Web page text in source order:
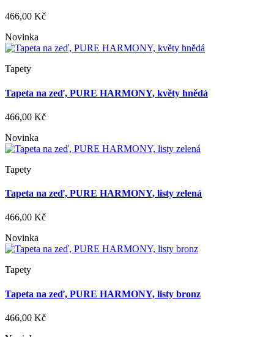
466,00 Kč
Novinka
Tapety
Tapeta na zeď, PURE HARMONY, květy hnědá
466,00 Kč
Novinka
Tapety
Tapeta na zeď, PURE HARMONY, listy zelená
466,00 Kč
Novinka
Tapety
Tapeta na zeď, PURE HARMONY, listy bronz
466,00 Kč